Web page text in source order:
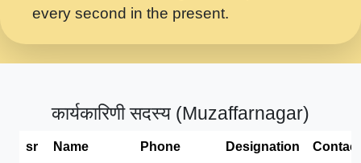
सख भ मझ पयर ह दख भ मझ पयर ह!छड म कस दत
सपरहट भजन 2021 - तर अखय ह जद भर बहर ज म
सपरहट शयम भजन - जय जय शयम जय जय शयम
भव.mp3
every second in the present.
कार्यकारिणी सदस्य (Muzaffarnagar)
sr Name Phone Designation Contact